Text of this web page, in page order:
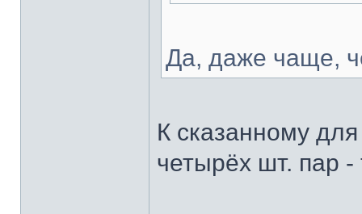
Да, даже чаще,
К сказанному
четырёх шт. пар